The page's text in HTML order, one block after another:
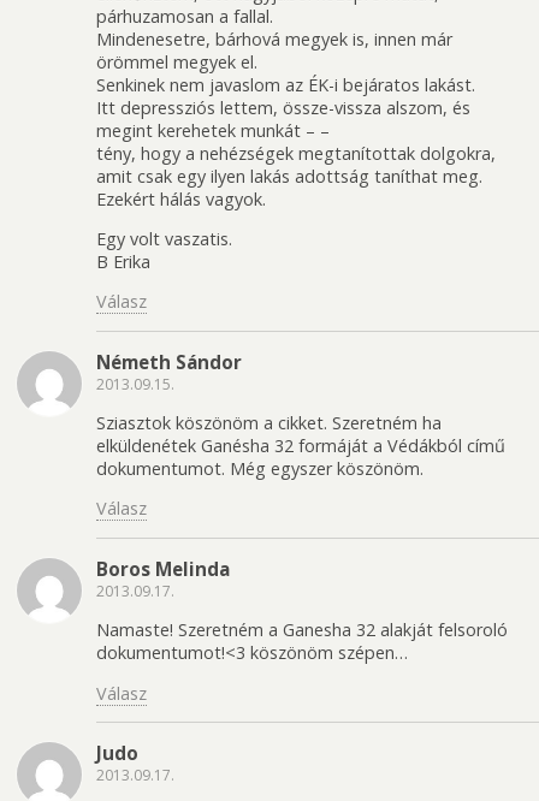
párhuzamosan a fallal.
Mindenesetre, bárhová megyek is, innen már
örömmel megyek el.
Senkinek nem javaslom az ÉK-i bejáratos lakást.
Itt depressziós lettem, össze-vissza alszom, és
megint kerehetek munkát – –
tény, hogy a nehézségek megtanítottak dolgokra,
amit csak egy ilyen lakás adottság taníthat meg.
Ezekért hálás vagyok.
Egy volt vaszatis.
B Erika
Válasz
Németh Sándor
2013.09.15.
Sziasztok köszönöm a cikket. Szeretném ha
elküldenétek Ganésha 32 formáját a Védákból című
dokumentumot. Még egyszer köszönöm.
Válasz
Boros Melinda
2013.09.17.
Namaste! Szeretném a Ganesha 32 alakját felsoroló
dokumentumot!<3 köszönöm szépen…
Válasz
Judo
2013.09.17.